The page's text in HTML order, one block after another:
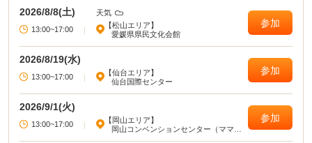
す。 ◯イベカツ編集部review 主要都市だけではなく、全都道府県でおこな
われる貴重な就活イベント！ 「田舎に住んでいてなかなか就活イベントに参加
できない」「地元の企業が集まるイベントに参加したい」という方は、ぜひマ
イナビ就職セミナーに参加してください！ イベントによっては、入場予約特典
イベントなので、参加して損はないでしょう！
2026/8/8(土)
天気
13:00~17:00
|
【松山エリア】
愛媛県県民文化会館
参加
2026/8/19(水)
13:00~17:00 |
【仙台エリア】
仙台国際センター
参加
2026/9/1(火)
13:00~17:00 |
【岡山エリア】
岡山コンベンションセンター（ママカ
参加